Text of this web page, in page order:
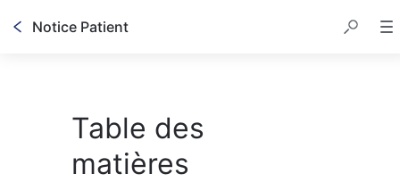
Notice Patient
Table des
matières